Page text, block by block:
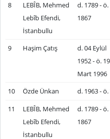
8
LEBÎB, Mehmed
Lebîb Efendi,
İstanbullu
d. 1789 - ö.
1867
9 Haşim Çatış
d. 04 Eylül
1952 - ö. 19
Mart 1996
10 Özde Ünkan d. 1963 - ö.
11
LEBÎB, Mehmed
Lebîb Efendi,
İstanbullu
d. 1789 - ö.
1867